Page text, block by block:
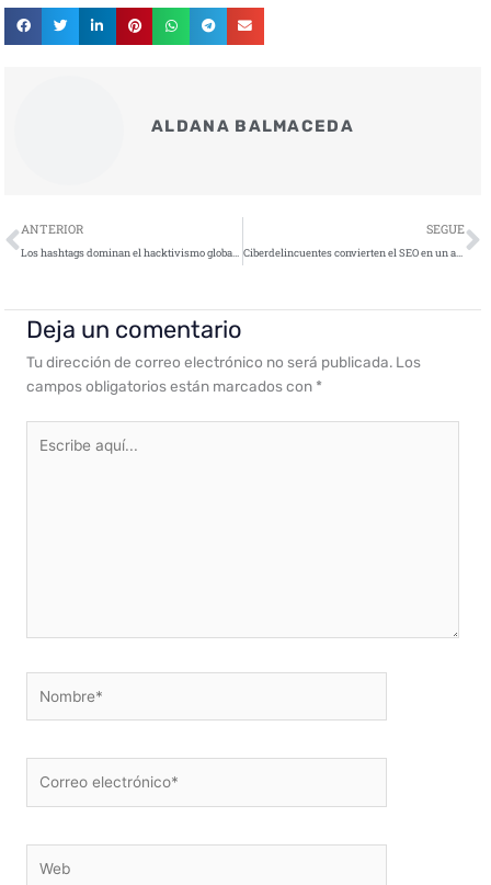
ALDANA BALMACEDA
Ant
ANTERIOR
Los hashtags dominan el hacktivismo global en 2025
SEGUE
Ciberdelincuentes convierten el SEO en un arma contra las empresas
Deja un comentario
Tu dirección de correo electrónico no será publicada. Los
campos obligatorios están marcados con *
aquí...
electrónico*